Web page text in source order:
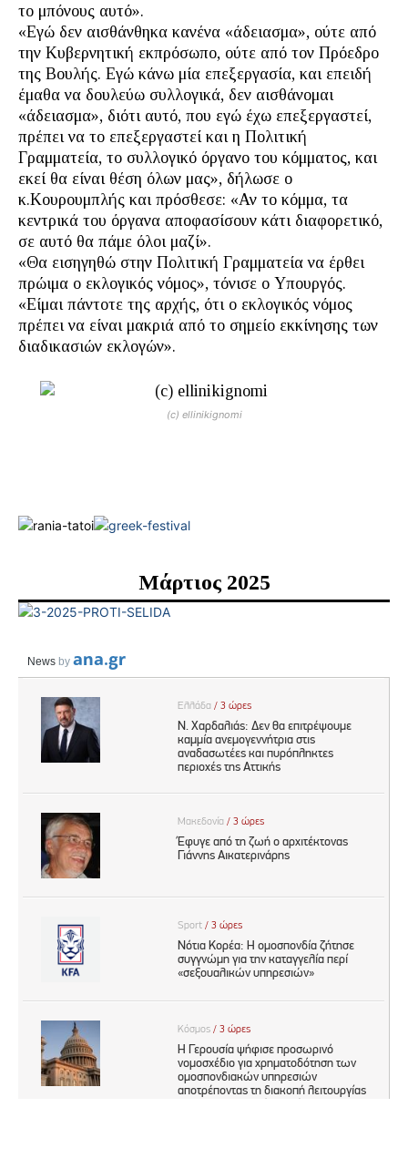
το μπόνους αυτό».
«Εγώ δεν αισθάνθηκα κανένα «άδειασμα», ούτε από
την Κυβερνητική εκπρόσωπο, ούτε από τον Πρόεδρο
της Βουλής. Εγώ κάνω μία επεξεργασία, και επειδή
έμαθα να δουλεύω συλλογικά, δεν αισθάνομαι
«άδειασμα», διότι αυτό, που εγώ έχω επεξεργαστεί,
πρέπει να το επεξεργαστεί και η Πολιτική
Γραμματεία, το συλλογικό όργανο του κόμματος, και
εκεί θα είναι θέση όλων μας», δήλωσε ο
κ.Κουρουμπλής και πρόσθεσε: «Αν το κόμμα, τα
κεντρικά του όργανα αποφασίσουν κάτι διαφορετικό,
σε αυτό θα πάμε όλοι μαζί».
«Θα εισηγηθώ στην Πολιτική Γραμματεία να έρθει
πρώιμα ο εκλογικός νόμος», τόνισε ο Υπουργός.
«Είμαι πάντοτε της αρχής, ότι ο εκλογικός νόμος
πρέπει να είναι μακριά από το σημείο εκκίνησης των
διαδικασιών εκλογών».
(c) ellinikignomi
Μάρτιος 2025